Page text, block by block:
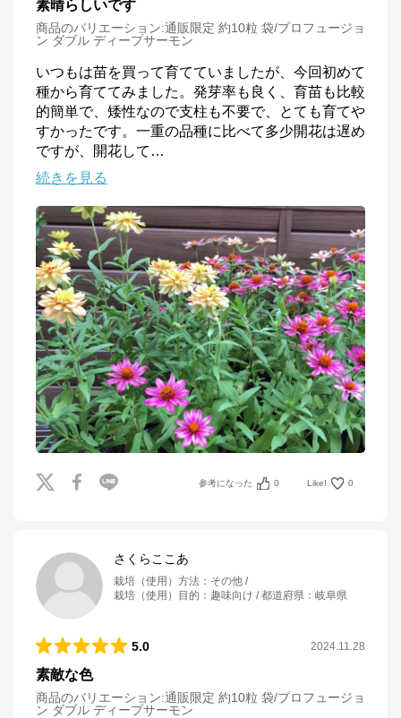
素晴らしいです
商品のバリエーション:通販限定 約10粒 袋/プロフュージョ
ン ダブル ディープサーモン
いつもは苗を買って育てていましたが、今回初めて
種から育ててみました。発芽率も良く、育苗も比較
的簡単で、矮性なので支柱も不要で、とても育てや
すかったです。一重の品種に比べて多少開花は遅め
ですが、開花して …
続きを見る
参考になった 0 Like! 0
さくらここあ
栽培（使用）方法 ： その他
栽培（使用）目的 ： 趣味向け 都道府県 ： 岐阜県
5.0 2024.11.28
素敵な色
商品のバリエーション:通販限定 約10粒 袋/プロフュージョ
ン ダブル ディープサーモン